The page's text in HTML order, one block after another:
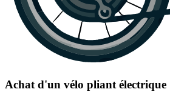
Achat d'un vélo pliant électrique